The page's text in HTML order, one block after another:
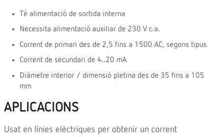
Té alimentació de sortida interna
Necessita alimentació auxiliar de 230 V c.a.
Corrent de primari des de 2,5 fins a 1500 AC, segons tipus
Corrent de secundari de 4..20 mA
Diàmetre interior / dimensió pletina des de 35 fins a 105
mm
APLICACIONS
Usat en línies elèctriques per obtenir un corrent